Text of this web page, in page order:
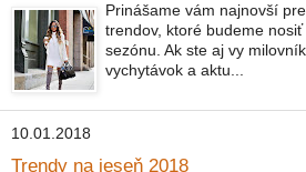
Prinášame vám najnovší
trendov, ktoré budeme
sezónu. Ak ste aj vy
vychytávok a aktu...
10.01.2018
Trendy na jeseň 2018